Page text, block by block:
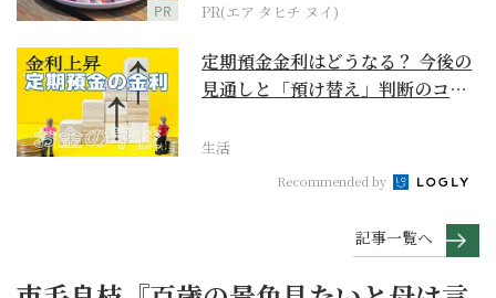
PR PR(エア タヒチ ヌイ)
定期預金金利はどうなる？ 今後の
見通しと「預け替え」判断のコツ
生活
Recommended by
記事一覧へ